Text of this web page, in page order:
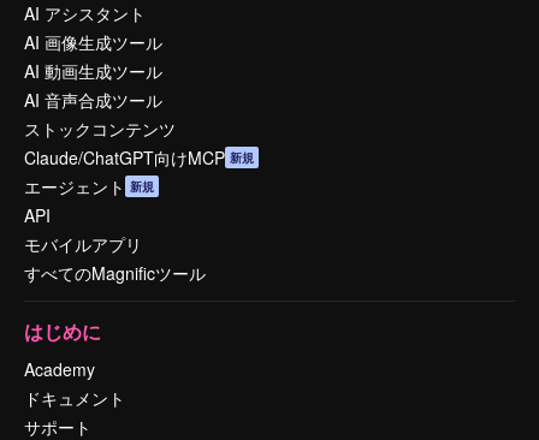
AI アシスタント
AI 画像生成ツール
AI 動画生成ツール
AI 音声合成ツール
ストックコンテンツ
Claude/ChatGPT向けMCP 新規
エージェント 新規
API
モバイルアプリ
すべてのMagnificツール
はじめに
Academy
ドキュメント
サポート